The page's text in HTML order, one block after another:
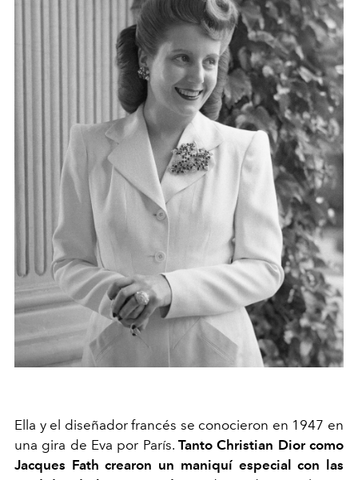
Ella y el diseñador francés se conocieron en 1947 en
una gira de Eva por París. Tanto Christian Dior como
Jacques Fath crearon un maniquí especial con las